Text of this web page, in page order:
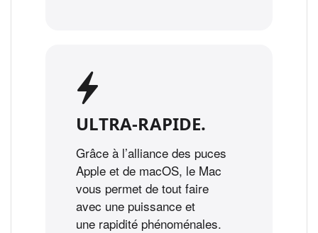
ULTRA‑RAPIDE.
Grâce à l’alliance des puces
Apple et de macOS, le Mac
vous permet de tout faire
avec une puissance et
une rapidité phénoménales.